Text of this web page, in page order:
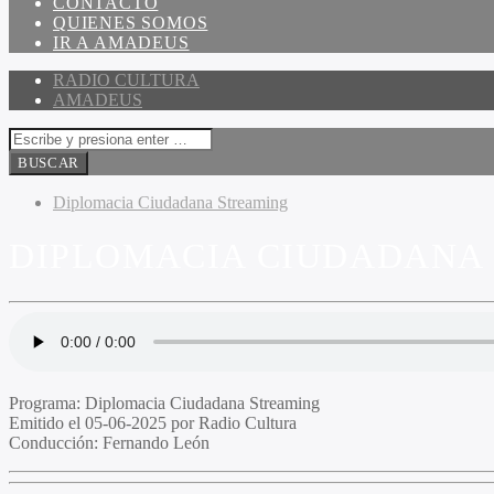
QUIENES SOMOS
IR A AMADEUS
RADIO CULTURA
AMADEUS
Diplomacia Ciudadana Streaming
Programa: Diplomacia Ciudadana Streaming
Emitido el 05-06-2025 por Radio Cultura
Conducción: Fernando León